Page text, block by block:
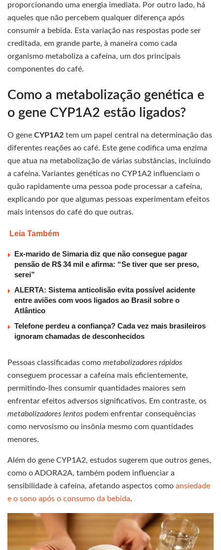
proporcionando uma energia imediata. Por outro lado, há
aqueles que não percebem qualquer diferença após
consumir a bebida. Esta variação nas respostas pode ser
creditada, em grande parte, à maneira como cada
organismo metaboliza a cafeína, um dos principais
componentes do café.
Como a metabolização genética e
o gene CYP1A2 estão ligados?
O gene CYP1A2 tem um papel central na determinação das
diferentes reações ao café. Este gene codifica uma enzima
que atua na metabolização de várias substâncias, incluindo
a cafeína. Variantes genéticas no CYP1A2 influenciam o
quão rapidamente uma pessoa pode processar a cafeína,
explicando por que algumas pessoas experimentam efeitos
mais intensos do café do que outras.
Leia Também
Ex-marido de Simaria diz que não consegue pagar
pensão de R$ 34 mil e afirma: “Se tiver que ser preso,
serei”
ALERTA: Sistema anticolisão evita possível acidente
entre aviões com voos ligados ao Brasil sobre o
Atlântico
Telefone perdeu a confiança? Cada vez mais brasileiros
ignoram chamadas de desconhecidos
Pessoas classificadas como metabolizadores rápidos
conseguem processar a cafeína mais eficientemente,
permitindo-lhes consumir quantidades maiores sem
enfrentar efeitos adversos significativos. Em contraste, os
metabolizadores lentos podem enfrentar consequências
como nervosismo ou insônia mesmo com quantidades
menores.
Além do gene CYP1A2, estudos sugerem que outros genes,
como o ADORA2A, também podem influenciar a
sensibilidade à cafeína, afetando aspectos como ansiedade
e o sono após o consumo da bebida.